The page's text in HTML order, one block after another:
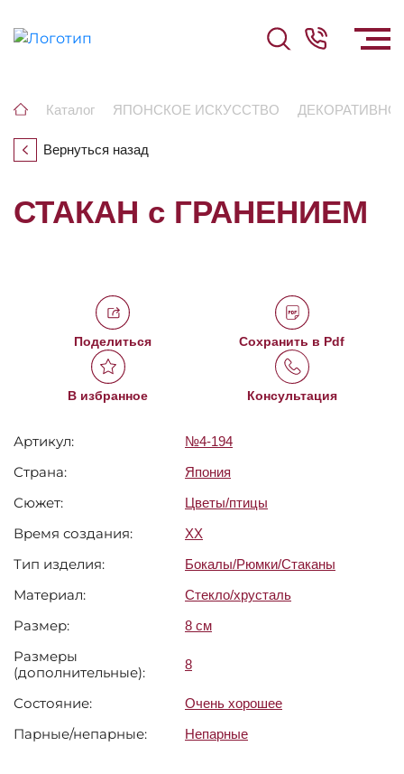
Каталог ЯПОНСКОЕ ИСКУССТВО
Вернуться назад
СТАКАН с ГРАНЕНИЕМ
Поделиться Сохранить в Pdf
В избранное Консультация
Артикул: №4-194
Страна: Япония
Сюжет: Цветы/птицы
Время создания: XX
Тип изделия: Бокалы/Рюмки/Стаканы
Материал: Стекло/хрусталь
Размер: 8 см
Размеры
(дополнительные):
8
Состояние: Очень хорошее
Парные/непарные: Непарные